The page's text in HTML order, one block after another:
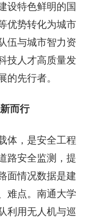
设特色鲜明的国
优势转化为城市
伍与城市智力资
技人才高质量发
的先行者。
而行
体，是安全工程
路安全监测，提
面情况数据是建
难点。南通大学
利用无人机与巡